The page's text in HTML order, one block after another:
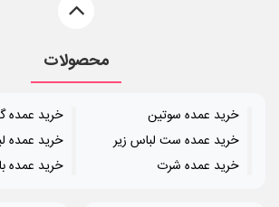
محصولات
خرید عمده سوتین
خرید عمده ست لباس زیر
خرید عمده شرت
خرید عمده
خرید عمده
خرید عمده